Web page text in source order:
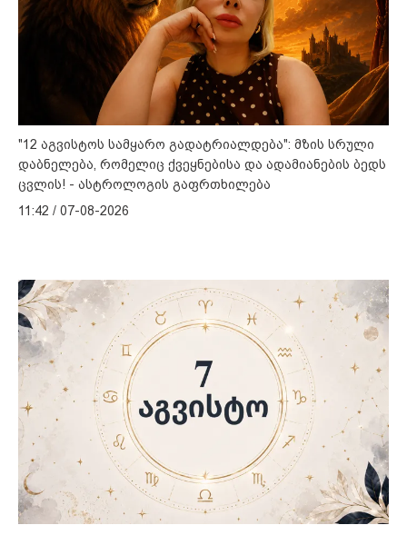
"12 აგვისტოს სამყარო გადატრიალდება": მზის სრული
დაბნელება, რომელიც ქვეყნებისა და ადამიანების ბედს
ცვლის! - ასტროლოგის გაფრთხილება
11:42 / 07-08-2026